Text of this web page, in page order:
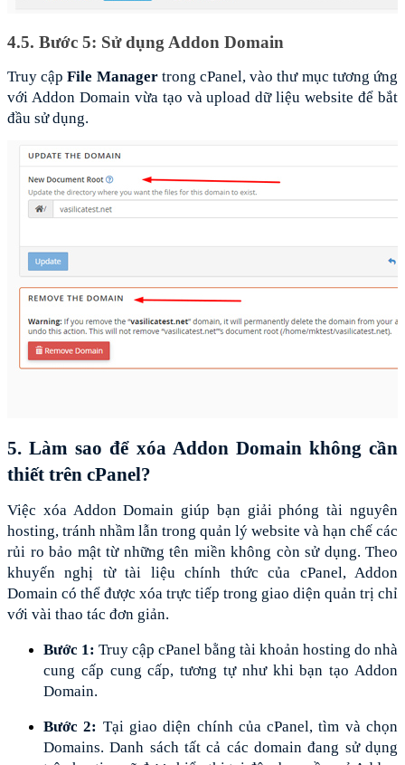
4.5. Bước 5: Sử dụng Addon Domain
Truy cập File Manager trong cPanel, vào thư mục tương ứng
với Addon Domain vừa tạo và upload dữ liệu website để bắt
đầu sử dụng.
5. Làm sao để xóa Addon Domain không cần
thiết trên cPanel?
Việc xóa Addon Domain giúp bạn giải phóng tài nguyên
hosting, tránh nhầm lẫn trong quản lý website và hạn chế các
rủi ro bảo mật từ những tên miền không còn sử dụng. Theo
khuyến nghị từ tài liệu chính thức của cPanel, Addon
Domain có thể được xóa trực tiếp trong giao diện quản trị chỉ
với vài thao tác đơn giản.
Bước 1: Truy cập cPanel bằng tài khoản hosting do nhà
cung cấp cung cấp, tương tự như khi bạn tạo Addon
Domain.
Bước 2: Tại giao diện chính của cPanel, tìm và chọn
Domains. Danh sách tất cả các domain đang sử dụng